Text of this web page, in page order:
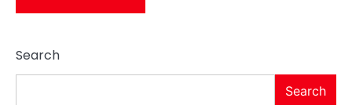
Search
Search